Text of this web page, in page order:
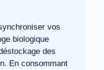
vos
biologique
des
En consommant